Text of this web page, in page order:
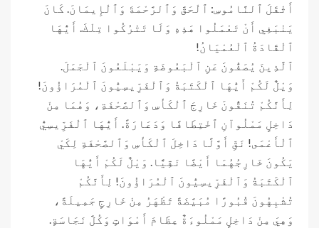
أَثْقَلَ ٱلنَّامُوسِ: ٱلْحَقَّ وَٱلرَّحْمَةَ وَٱلْإِيمَانَ. كَانَ
يَنْبَغِي أَنْ تَعْمَلُوا هَذِهِ وَلَا تَتْرُكُوا تِلْكَ. أَيُّهَا
ٱلْقَادَةُ ٱلْعُمْيَانُ!
ٱلَّذِينَ يُصَفُّونَ عَنِ ٱلْبَعُوضَةِ وَيَبْلَعُونَ ٱلْجَمَلَ.
وَيْلٌ لَكُمْ أَيُّهَا ٱلْكَتَبَةُ وَٱلْفَرِّيسِيُّونَ ٱلْمُرَاؤُونَ!
لِأَنَّكُمْ تُنَقُّونَ خَارِجَ ٱلْكَأْسِ وَٱلصَّحْفَةِ، وَهُمَا مِنْ
دَاخِلٍ مَمْلُوآنِ ٱخْتِطَافًا وَدَعَارَةً. أَيُّهَا ٱلْفَرِّيسِيُّ
ٱلْأَعْمَى! نَقِّ أَوَّلًا دَاخِلَ ٱلْكَأْسِ وَٱلصَّحْفَةِ لِكَيْ
يَكُونَ خَارِجُهُمَا أَيْضًا نَقِيًّا. وَيْلٌ لَكُمْ أَيُّهَا
ٱلْكَتَبَةُ وَٱلْفَرِّيسِيُّونَ ٱلْمُرَاؤُونَ! لِأَنَّكُمْ
تُشْبِهُونَ قُبُورًا مُبَيَّضَةً تَظْهَرُ مِنْ خَارِجٍ جَمِيلَةً،
وَهِيَ مِنْ دَاخِلٍ مَمْلُوءَةٌ عِظَامَ أَمْوَاتٍ وَكُلَّ نَجَاسَةٍ.